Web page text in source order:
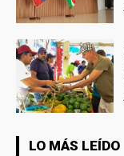
LO MÁS LEÍDO